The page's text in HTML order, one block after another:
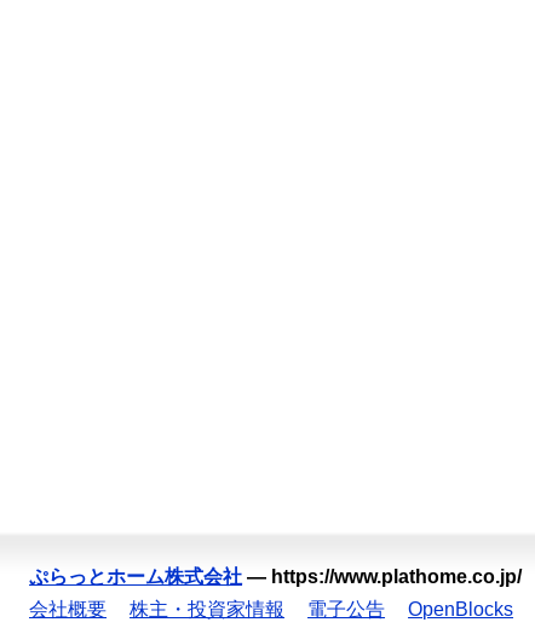
ぷらっとホーム株式会社 — https://www.plathome.co.jp/
会社概要
株主・投資家情報 電子公告 OpenBlocks